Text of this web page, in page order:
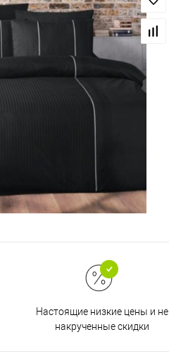
Настоящие низкие цены и не
накрученные скидки